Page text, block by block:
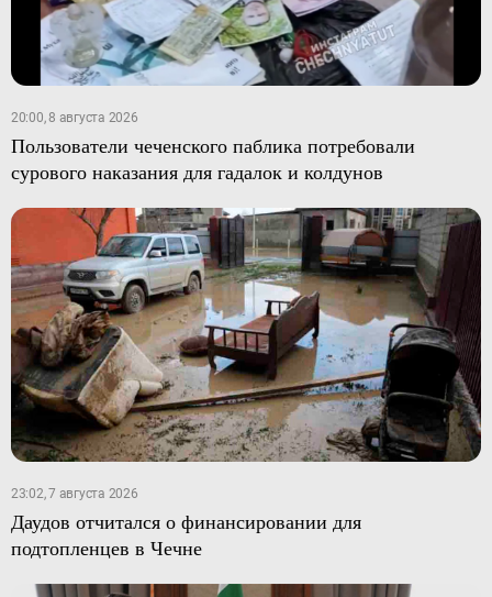
20:00, 8 августа 2026
Пользователи чеченского паблика потребовали
сурового наказания для гадалок и колдунов
23:02, 7 августа 2026
Даудов отчитался о финансировании для
подтопленцев в Чечне